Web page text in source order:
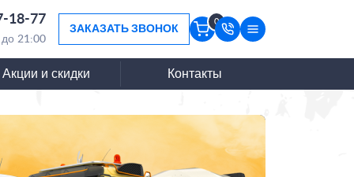
18-77
21:00
ЗАКАЗАТЬ ЗВОНОК
0
Акции и скидки Контакты